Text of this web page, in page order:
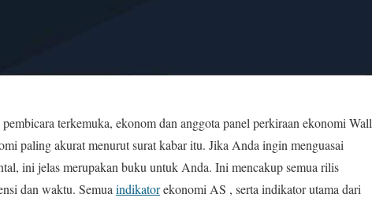
terkemuka, ekonom dan anggota panel perkiraan ekonomi Wall
paling akurat menurut surat kabar itu. Jika Anda ingin menguasai
ini jelas merupakan buku untuk Anda. Ini mencakup semua rilis
dan waktu. Semua indikatorekonomi AS , serta indikator utama dari